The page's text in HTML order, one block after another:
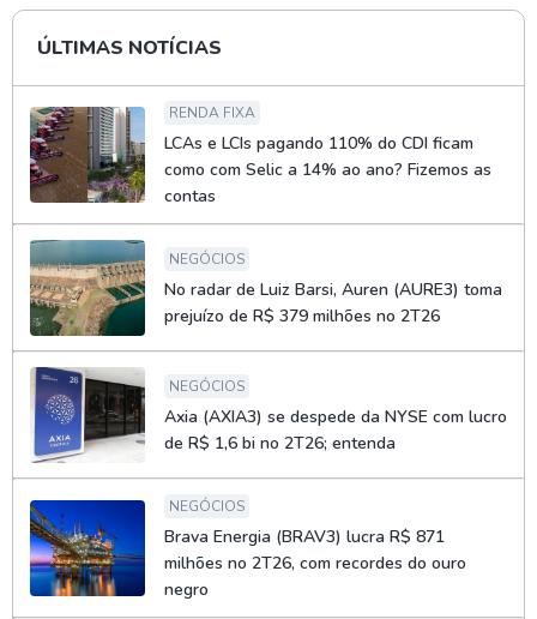
ÚLTIMAS NOTÍCIAS
RENDA FIXA
LCAs e LCIs pagando 110% do CDI ficam
como com Selic a 14% ao ano? Fizemos as
contas
NEGÓCIOS
No radar de Luiz Barsi, Auren (AURE3) toma
prejuízo de R$ 379 milhões no 2T26
NEGÓCIOS
Axia (AXIA3) se despede da NYSE com lucro
de R$ 1,6 bi no 2T26; entenda
NEGÓCIOS
Brava Energia (BRAV3) lucra R$ 871
milhões no 2T26, com recordes do ouro
negro